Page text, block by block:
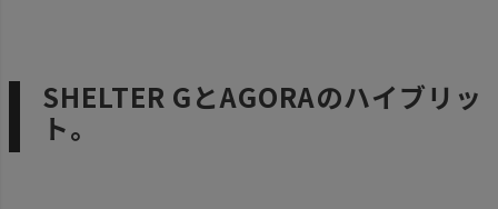
SHELTER GとAGORAのハイブリッ
ト。